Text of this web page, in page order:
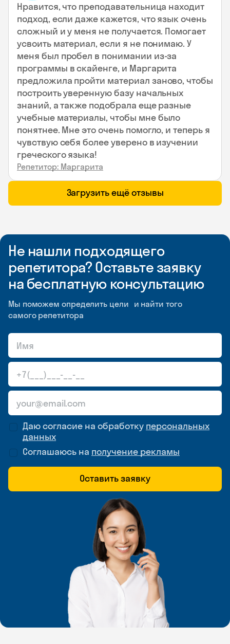
Нравится, что преподавательница находит
подход, если даже кажется, что язык очень
сложный и у меня не получается. Помогает
усвоить материал, если я не понимаю. У
меня был пробел в понимании из-за
программы в скайенге, и Маргарита
предложила пройти материал заново, чтобы
построить уверенную базу начальных
знаний, а также подобрала еще разные
учебные материалы, чтобы мне было
понятнее. Мне это очень помогло, и теперь я
чувствую себя более уверено в изучении
греческого языка!
Репетитор: Маргарита
Загрузить ещё отзывы
Не нашли подходящего
репетитора? Оставьте заявку
на бесплатную консультацию
Мы поможем определить цели и найти того
самого репетитора
Даю согласие на обработку персональных
данных
Соглашаюсь на получение рекламы
Оставить заявку